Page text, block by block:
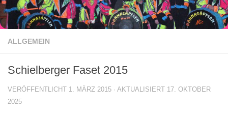
ALLGEMEIN
Schielberger Faset 2015
VERÖFFENTLICHT 1. MÄRZ 2015 · AKTUALISIERT 17. OKTOBER
2025